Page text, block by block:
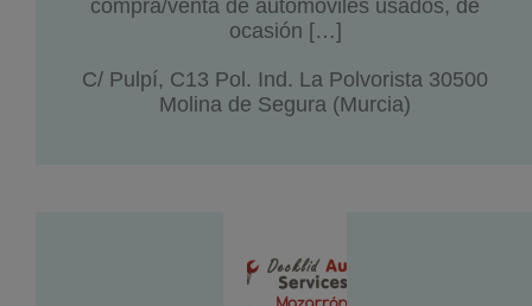
compra/venta de automóviles usados, de
ocasión […]
C/ Pulpí, C13 Pol. Ind. La Polvorista 30500
Molina de Segura (Murcia)